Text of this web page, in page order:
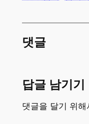
댓글
답글 남기기
댓글을 달기 위해